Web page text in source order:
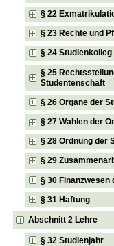
§ 22
§ 23 Rechte und
§ 24 Studienkolleg
§ 25
Studentenschaft
§ 26 Organe der
§ 27 Wahlen der
§ 28 Ordnung der
§ 29
§ 30
§ 31 Haftung
Abschnitt 2 Lehre
§ 32 Studienjahr